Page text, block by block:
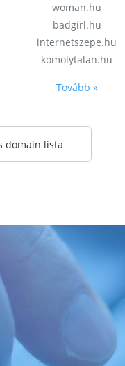
woman.hu
badgirl.hu
internetszepe.hu
komolytalan.hu
Tovább »
domain lista